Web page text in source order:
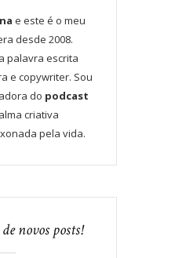
e este é o meu
desde 2008.
palavra escrita
e copywriter. Sou
do podcast
criativa
pela vida.
novos posts!